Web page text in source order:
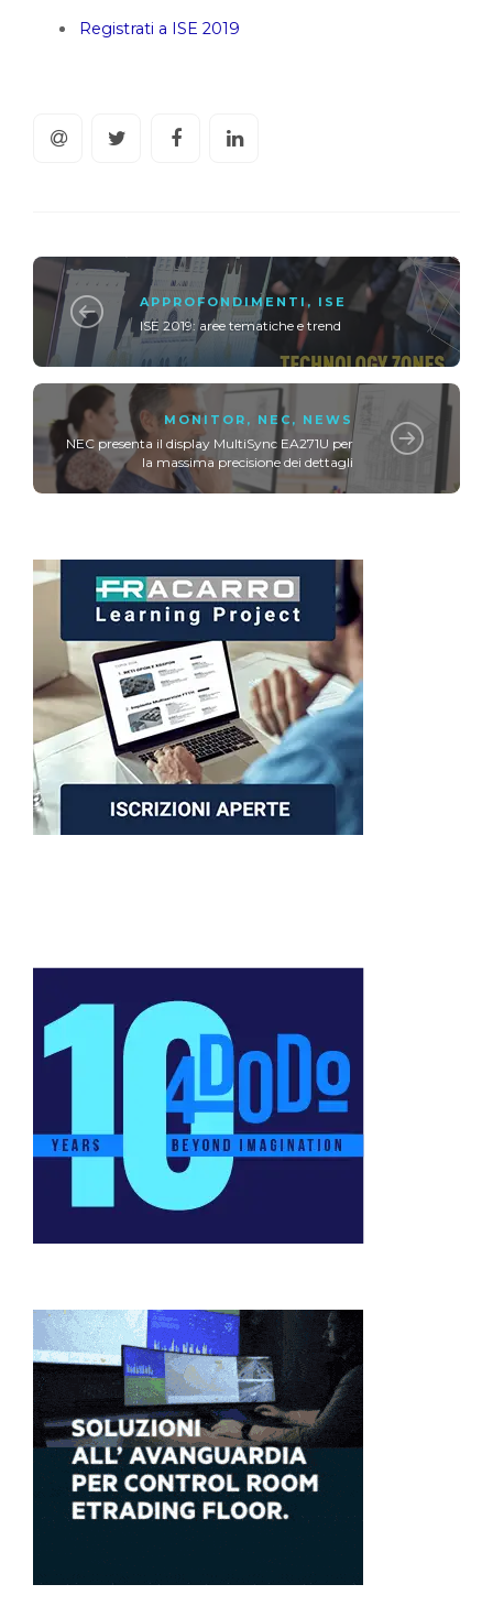
Registrati a ISE 2019
APPROFONDIMENTI, ISE
ISE 2019: aree tematiche e trend
MONITOR , NEC , NEWS
NEC presenta il display MultiSync EA271U per
la massima precisione dei dettagli